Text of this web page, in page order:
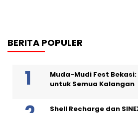
BERITA POPULER
Muda-Mudi Fest
untuk Semua Kalangan
Shell Recharge dan